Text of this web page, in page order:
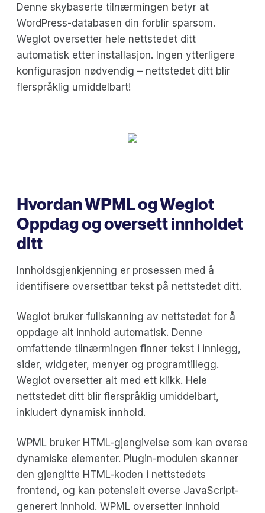
Denne skybaserte tilnærmingen betyr at
WordPress-databasen din forblir sparsom.
Weglot oversetter hele nettstedet ditt
automatisk etter installasjon. Ingen ytterligere
konfigurasjon nødvendig – nettstedet ditt blir
flerspråklig umiddelbart!
Hvordan WPML og Weglot
Oppdag og oversett innholdet
ditt
Innholdsgjenkjenning er prosessen med å
identifisere oversettbar tekst på nettstedet ditt.
Weglot bruker fullskanning av nettstedet for å
oppdage alt innhold automatisk. Denne
omfattende tilnærmingen finner tekst i innlegg,
sider, widgeter, menyer og programtillegg.
Weglot oversetter alt med ett klikk. Hele
nettstedet ditt blir flerspråklig umiddelbart,
inkludert dynamisk innhold.
WPML bruker HTML-gjengivelse som kan overse
dynamiske elementer. Plugin-modulen skanner
den gjengitte HTML-koden i nettstedets
frontend, og kan potensielt overse JavaScript-
generert innhold. WPML oversetter innhold